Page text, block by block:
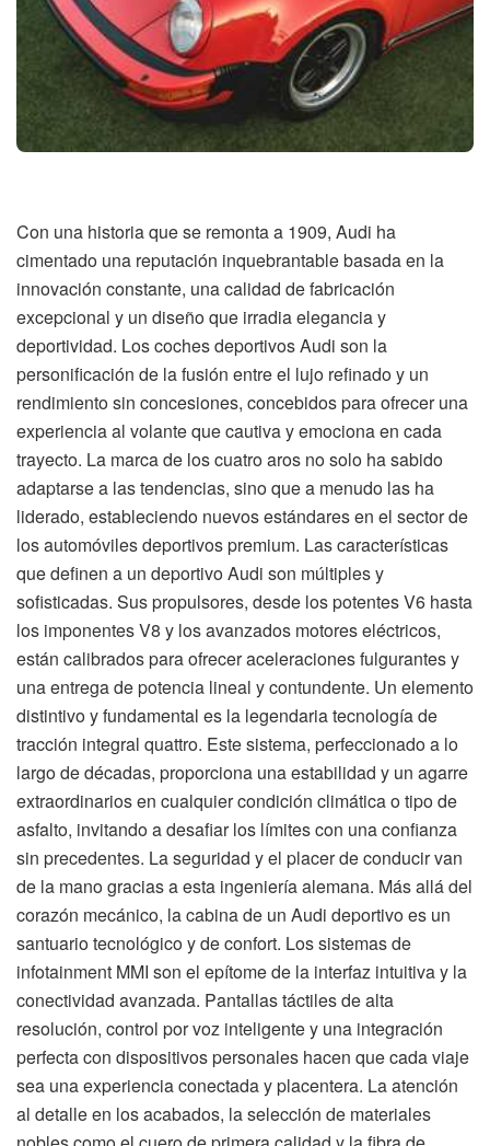
Con una historia que se remonta a 1909, Audi ha
cimentado una reputación inquebrantable basada en la
innovación constante, una calidad de fabricación
excepcional y un diseño que irradia elegancia y
deportividad. Los coches deportivos Audi son la
personificación de la fusión entre el lujo refinado y un
rendimiento sin concesiones, concebidos para ofrecer una
experiencia al volante que cautiva y emociona en cada
trayecto. La marca de los cuatro aros no solo ha sabido
adaptarse a las tendencias, sino que a menudo las ha
liderado, estableciendo nuevos estándares en el sector de
los automóviles deportivos premium. Las características
que definen a un deportivo Audi son múltiples y
sofisticadas. Sus propulsores, desde los potentes V6 hasta
los imponentes V8 y los avanzados motores eléctricos,
están calibrados para ofrecer aceleraciones fulgurantes y
una entrega de potencia lineal y contundente. Un elemento
distintivo y fundamental es la legendaria tecnología de
tracción integral quattro. Este sistema, perfeccionado a lo
largo de décadas, proporciona una estabilidad y un agarre
extraordinarios en cualquier condición climática o tipo de
asfalto, invitando a desafiar los límites con una confianza
sin precedentes. La seguridad y el placer de conducir van
de la mano gracias a esta ingeniería alemana. Más allá del
corazón mecánico, la cabina de un Audi deportivo es un
santuario tecnológico y de confort. Los sistemas de
infotainment MMI son el epítome de la interfaz intuitiva y la
conectividad avanzada. Pantallas táctiles de alta
resolución, control por voz inteligente y una integración
perfecta con dispositivos personales hacen que cada viaje
sea una experiencia conectada y placentera. La atención
al detalle en los acabados, la selección de materiales